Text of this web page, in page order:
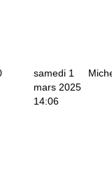
samedi 1
mars 2025
14:06